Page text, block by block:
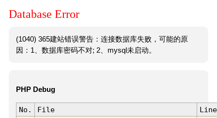
Database Error
(1040) 365建站错误警告：连接数据库失败，可能的原
因：1、数据库密码不对; 2、mysql未启动。
PHP Debug
No. File
Line